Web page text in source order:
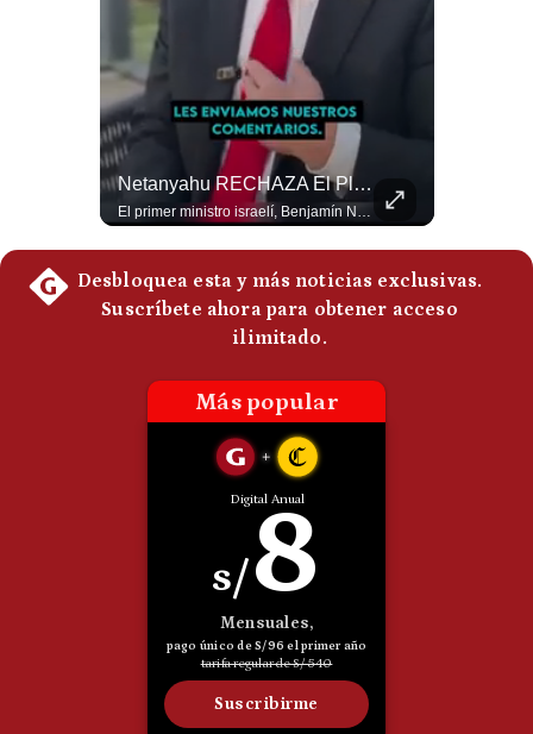
Condiciones
Privacidad
Preguntas
Frecuentes
Netanyahu RECHAZA El Plan De Trump Para Gaza | Gestión Mundo